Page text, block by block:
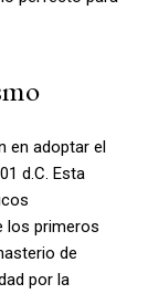
en adoptar el
d.C. Esta
los primeros
de
por la